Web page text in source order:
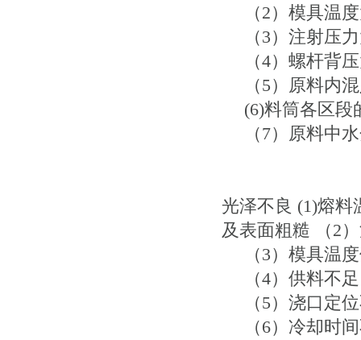
（2）模具温度
（3）注射压力
（4）螺杆背压
（5）原料内混
(6)料筒各区段
（7）原料中水
光泽不良 (1)熔
及表面粗糙 （2
（3）模具温度
（4）供料不足
（5）浇口定位
（6）冷却时间